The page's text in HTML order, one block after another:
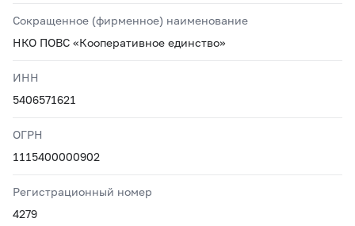
Сокращенное (фирменное) наименование
НКО ПОВС «Кооперативное единство»
ИНН
5406571621
ОГРН
1115400000902
Регистрационный номер
4279